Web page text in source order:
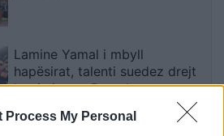
Process My Personal
Lamine Yamal i mbyll
hapësirat, talenti suedez drejt
largimit nga Barcelona